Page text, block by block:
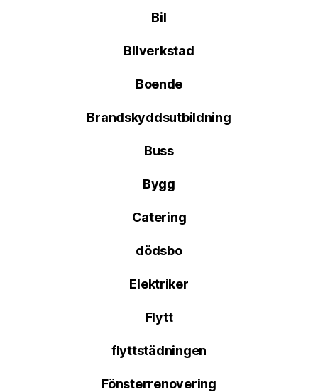
Bil
BIlverkstad
Boende
Brandskyddsutbildning
Buss
Bygg
Catering
dödsbo
Elektriker
Flytt
flyttstädningen
Fönsterrenovering